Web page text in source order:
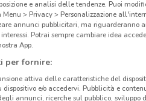
e analisi delle tendenze. Puoi
> Privacy > Personalizzazione
annunci pubblicitari, ma riguarderanno
Potrai sempre cambiare idea
App.
per fornire:
attiva delle caratteristiche del
e/o accedervi. Pubblicità e
annunci, ricerche sul pubblico, sviluppo